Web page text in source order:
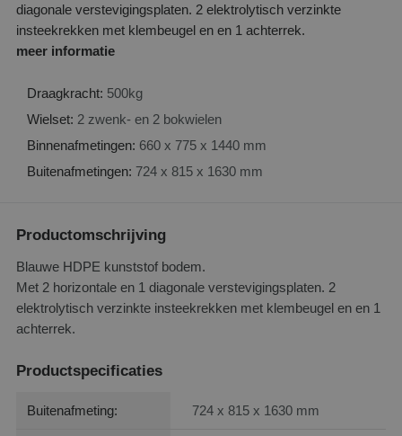
diagonale verstevigingsplaten. 2 elektrolytisch verzinkte
insteekrekken met klembeugel en en 1 achterrek.
meer informatie
Draagkracht: 500kg
Wielset: 2 zwenk- en 2 bokwielen
Binnenafmetingen: 660 x 775 x 1440 mm
Buitenafmetingen: 724 x 815 x 1630 mm
Productomschrijving
Blauwe HDPE kunststof bodem.
Met 2 horizontale en 1 diagonale verstevigingsplaten. 2
elektrolytisch verzinkte insteekrekken met klembeugel en en 1
achterrek.
Productspecificaties
Buitenafmeting: 724 x 815 x 1630 mm